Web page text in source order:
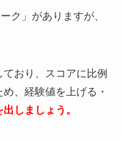
ク」がありますが、
ており、スコアに比例
、経験値を上げる・
しましょう。